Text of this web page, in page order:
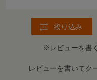
絞り込み
※レビューを書
レビューを書いてク